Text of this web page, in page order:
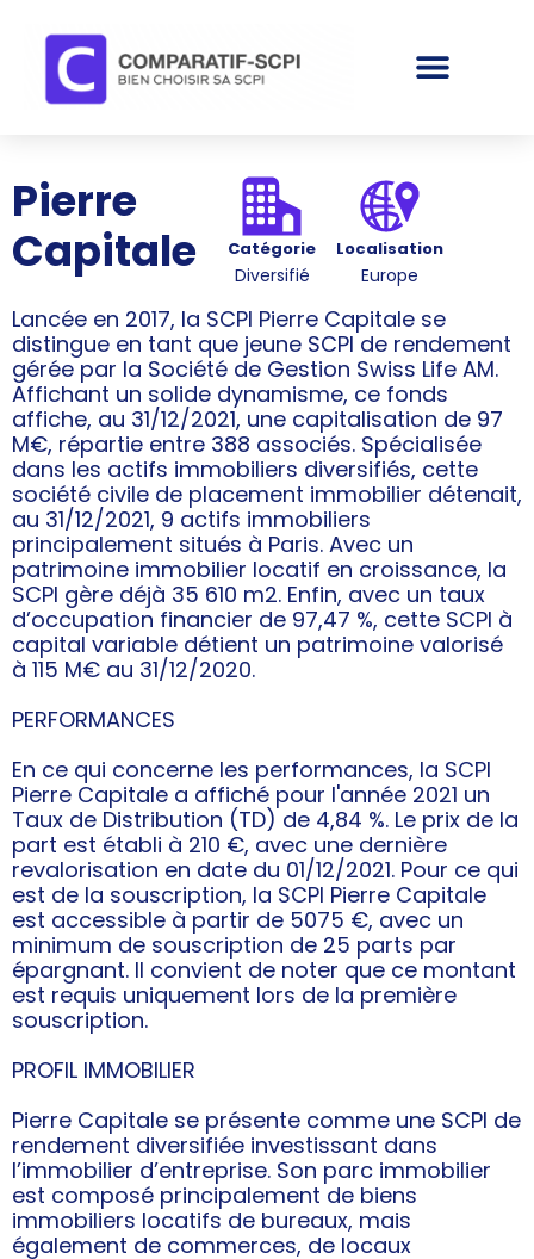
Pierre
Capitale
Catégorie
Diversifié
Localisation
Europe
Lancée en 2017, la SCPI Pierre Capitale se
distingue en tant que jeune SCPI de rendement
gérée par la Société de Gestion Swiss Life AM.
Affichant un solide dynamisme, ce fonds
affiche, au 31/12/2021, une capitalisation de 97
M€, répartie entre 388 associés. Spécialisée
dans les actifs immobiliers diversifiés, cette
société civile de placement immobilier détenait,
au 31/12/2021, 9 actifs immobiliers
principalement situés à Paris. Avec un
patrimoine immobilier locatif en croissance, la
SCPI gère déjà 35 610 m2. Enfin, avec un taux
d’occupation financier de 97,47 %, cette SCPI à
capital variable détient un patrimoine valorisé
à 115 M€ au 31/12/2020.
PERFORMANCES
En ce qui concerne les performances, la SCPI
Pierre Capitale a affiché pour l'année 2021 un
Taux de Distribution (TD) de 4,84 %. Le prix de la
part est établi à 210 €, avec une dernière
revalorisation en date du 01/12/2021. Pour ce qui
est de la souscription, la SCPI Pierre Capitale
est accessible à partir de 5075 €, avec un
minimum de souscription de 25 parts par
épargnant. Il convient de noter que ce montant
est requis uniquement lors de la première
souscription.
PROFIL IMMOBILIER
Pierre Capitale se présente comme une SCPI de
rendement diversifiée investissant dans
l’immobilier d’entreprise. Son parc immobilier
est composé principalement de biens
immobiliers locatifs de bureaux, mais
également de commerces, de locaux